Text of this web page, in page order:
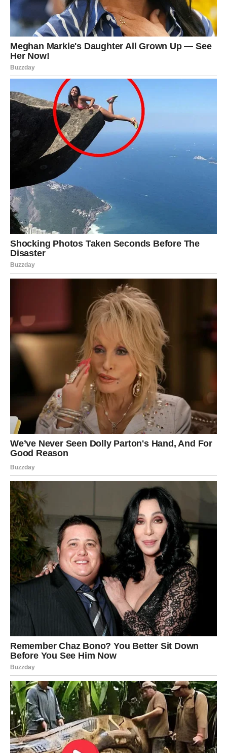
Pored finansija, velika promjena očekuje vas i na polju
emocija.
Ako ste dugo bili usamljeni ili razočarani, sada dolazi
vrijeme tokom kojeg biste mogli upoznati osobu koja će
vam potpuno promijeniti život.
Jedan susret mogao bi probuditi emocije kakve dugo
niste osjetili.
Lavovi koji su u vezi mogli bi konačno riješiti probleme
koji ih dugo muče. Pred vama su iskreni razgovori,
mnogo više razumijevanja i osjećaj da vas partner
konačno vidi onako kako ste oduvijek željeli.
Jedna osoba iz prošlosti mogla bi
se ponovo pojaviti
Zvijezde pokazuju da bi neko iz vaše prošlosti uskoro
mogao ponovo ući u vaš život.
Ta osoba nije vas zaboravila i moguće je da će pokušati
ponovo uspostaviti kontakt s vama.
Za mnoge Lavove upravo taj susret mogao bi donijeti
odgovore na pitanja koja ih dugo muče.
Ali sudbina vam poručuje da dobro razmislite prije nego
što donesete odluku.
Vaša energija postaje mnogo jača
Najveća promjena koja vam dolazi jeste ona unutrašnja.
U narednim sedmicama osjećaćete mnogo više energije,
samopouzdanja i želje za uspjehom. Problemi koji su vas
ranije iscrpljivali polako gube svoju moć nad vama.
Konačno ćete početi vjerovati da možete ostvariti ono što
želite i da vas ništa više ne može zaustaviti.
Mnogi Lavovi će tokom ovog perioda napraviti korak koji
će kasnije potpuno promijeniti njihov život.
Sudbina vam konačno otvara
vrata sreće
Ovo nije običan period u vašem životu. Zvijezde pokazuju
da ste veoma blizu velikih promjena koje bi mogle
donijeti mnogo sreće, uspjeha i lijepih trenutaka.
Svemir vam sada šalje poruku da ne odustajete od svojih
snova, čak i onda kada vam se čini da je put težak.
Pred vama su dani tokom kojih biste mogli shvatiti da je